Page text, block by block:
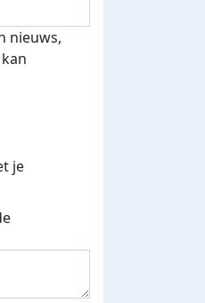
nieuws,
je